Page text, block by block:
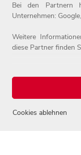
Benefits
© 2026
Bei den Partnern
Unternehmen:
Weitere
diese Partner finden
Cookies ablehnen